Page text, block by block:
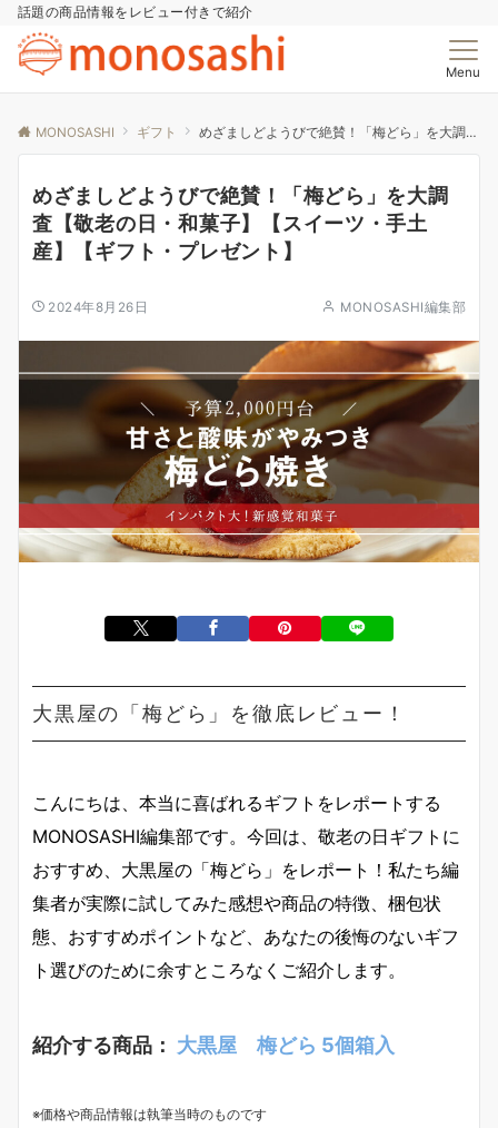
話題の商品情報をレビュー付きで紹介
Menu
MONOSASHI ギフト めざましどようびで絶賛！「梅どら」を大調査【敬老の日・和菓子】【スイーツ・手土産】【ギフト・プレゼント】
めざましどようびで絶賛！「梅どら」を大調
査【敬老の日・和菓子】【スイーツ・手土
産】【ギフト・プレゼント】
2024年8月26日 MONOSASHI編集部
大黒屋の「梅どら」を徹底レビュー！
こんにちは、本当に喜ばれるギフトをレポートする
MONOSASHI編集部です。今回は、敬老の日ギフトに
おすすめ、大黒屋の「梅どら」をレポート！私たち編
集者が実際に試してみた感想や商品の特徴、梱包状
態、おすすめポイントなど、あなたの後悔のないギフ
ト選びのために余すところなくご紹介します。
紹介する商品： 大黒屋 梅どら 5個箱入
※価格や商品情報は執筆当時のものです